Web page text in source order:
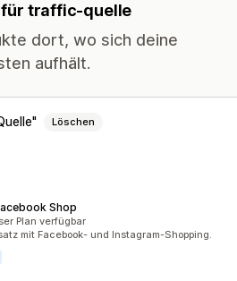
für traffic-quelle
dort, wo sich deine
aufhält.
Löschen
Shop
Plan verfügbar
mit Facebook- und Instagram-Shopping.